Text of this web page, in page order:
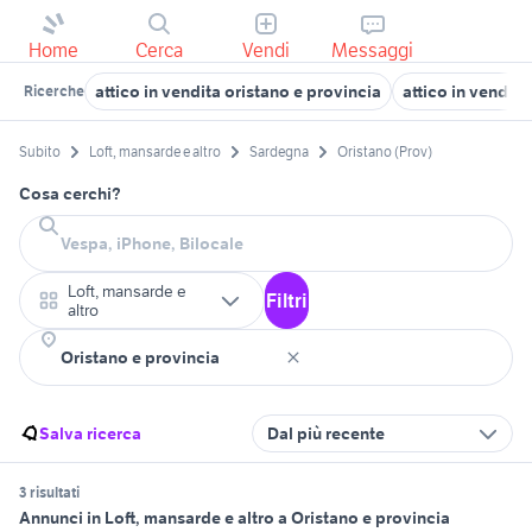
Home Cerca Vendi Messaggi
Ricerche attico in vendita oristano e provincia attico in
Subito Loft, mansarde e altro Sardegna Oristano (Prov)
Cosa cerchi?
Loft, mansarde e
altro
Filtri
Salva ricerca Dal più recente
3 risultati
Annunci in Loft, mansarde e altro a Oristano e provincia